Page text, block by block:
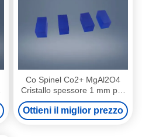
Co Spinel Co2+ MgAl2O4
Cristallo spessore 1 mm per
laser ad alta potenza
Ottieni il miglior prezzo